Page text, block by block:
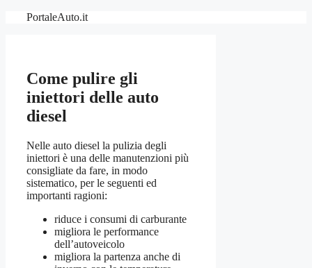
PortaleAuto.it
Come pulire gli
iniettori delle auto
diesel
Nelle auto diesel la pulizia degli
iniettori è una delle manutenzioni più
consigliate da fare, in modo
sistematico, per le seguenti ed
importanti ragioni:
riduce i consumi di carburante
migliora le performance
dell’autoveicolo
migliora la partenza anche di